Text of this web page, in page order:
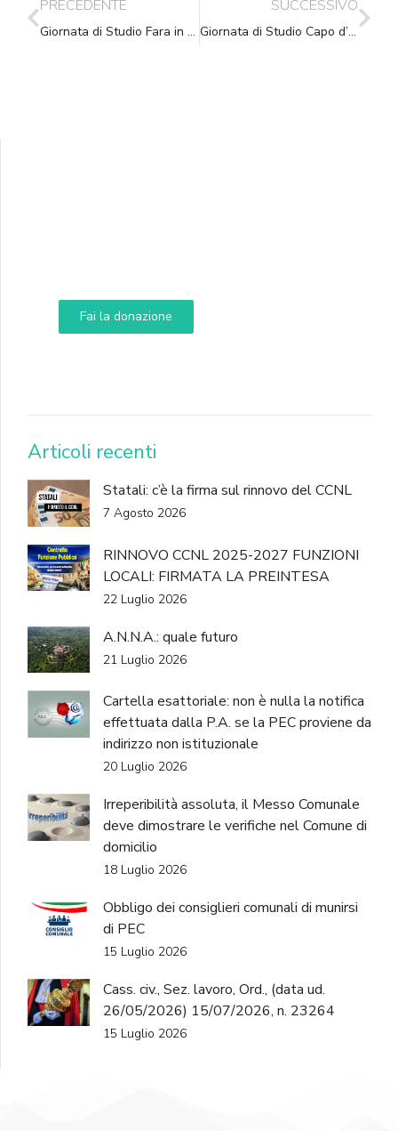
PRECEDENTE
Giornata di Studio Fara in Sabina – 9.02.2016
SUCCESSIVO
Giornata di Studio Capo d’Orlando (ME) – 8.04.2016
Fai la donazione
DONA
Articoli recenti
Statali: c’è la firma sul rinnovo del CCNL
7 Agosto 2026
RINNOVO CCNL 2025-2027 FUNZIONI
LOCALI: FIRMATA LA PREINTESA
22 Luglio 2026
A.N.N.A.: quale futuro
21 Luglio 2026
Cartella esattoriale: non è nulla la notifica
effettuata dalla P.A. se la PEC proviene da
indirizzo non istituzionale
20 Luglio 2026
Irreperibilità assoluta, il Messo Comunale
deve dimostrare le verifiche nel Comune di
domicilio
18 Luglio 2026
Obbligo dei consiglieri comunali di munirsi
di PEC
15 Luglio 2026
Cass. civ., Sez. lavoro, Ord., (data ud.
26/05/2026) 15/07/2026, n. 23264
15 Luglio 2026